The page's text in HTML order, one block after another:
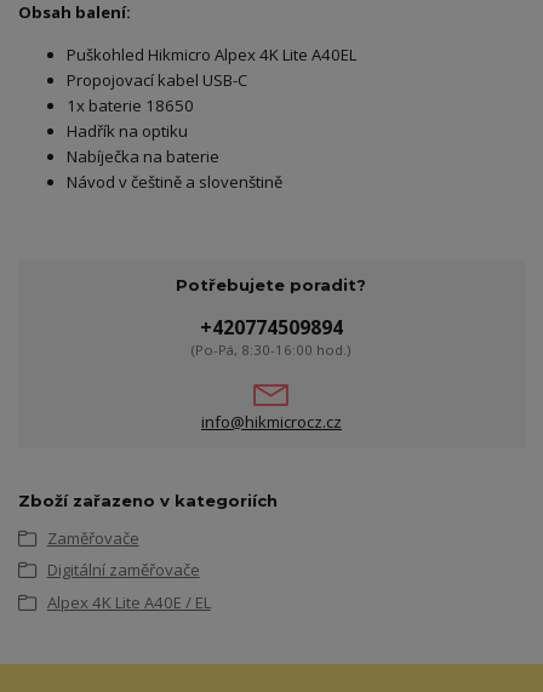
Obsah balení:
Puškohled Hikmicro Alpex 4K Lite A40EL
Propojovací kabel USB-C
1x baterie 18650
Hadřík na optiku
Nabíječka na baterie
Návod v češtině a slovenštině
Potřebujete poradit?
+420774509894
(Po-Pá, 8:30-16:00 hod.)
info@hikmicrocz.cz
Zboží zařazeno v kategoriích
Zaměřovače
Digitální zaměřovače
Alpex 4K Lite A40E / EL